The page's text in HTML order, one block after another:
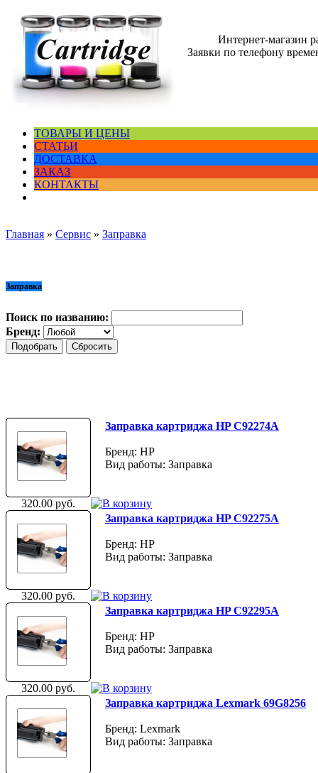
Интернет-магазин
Заявки по телефону
ТОВАРЫ И ЦЕНЫ
СТАТЬИ
ДОСТАВКА
ЗАКАЗ
КОНТАКТЫ
Главная » Сервис » Заправка
Заправка
Поиск по названию:
Бренд:
Заправка картриджа HP C92274A
Бренд: HP
Вид работы: Заправка
320.00 руб.
Заправка картриджа HP C92275A
Бренд: HP
Вид работы: Заправка
320.00 руб.
Заправка картриджа HP C92295A
Бренд: HP
Вид работы: Заправка
320.00 руб.
Заправка картриджа Lexmark 69G8256
Бренд: Lexmark
Вид работы: Заправка